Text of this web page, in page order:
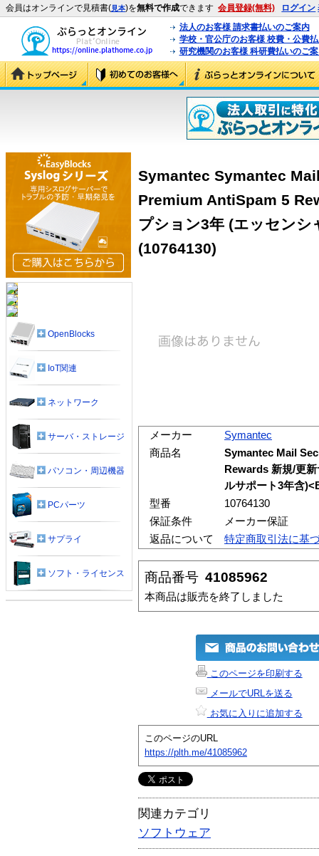
会員はオンラインで見積書(見本)を無料で作成できます 会員登録(無料) ログイン
法人のお客様 請求書払いのご案内
学校・官公庁のお客様 校費・公費
研究機関のお客様 科研費払いのご
Symantec Symantec
Premium AntiSpam 5
プション3年 (エッセンシ
(10764130)
メーカー
Symantec
商品名
Symantec Mail
Rewards 新規/更
ルサポート3年含
型番
10764130
保証条件
メーカー保証
返品について
特定商取引法に基
商品番号 41085962
本商品は販売を終了しました
このページを印刷する
メールでURLを送る
お気に入りに追加する
このページのURL
https://plth.me/41085962
関連カテゴリ
ソフトウェア
OpenBlocks
IoT関連
ネットワーク
サーバ・ストレージ
パソコン・周辺機器
PCパーツ
サプライ
ソフト・ライセンス